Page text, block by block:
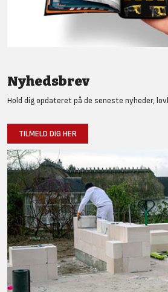
Nyhedsbrev
Hold dig opdateret på de seneste nyheder,
TILMELD DIG HER